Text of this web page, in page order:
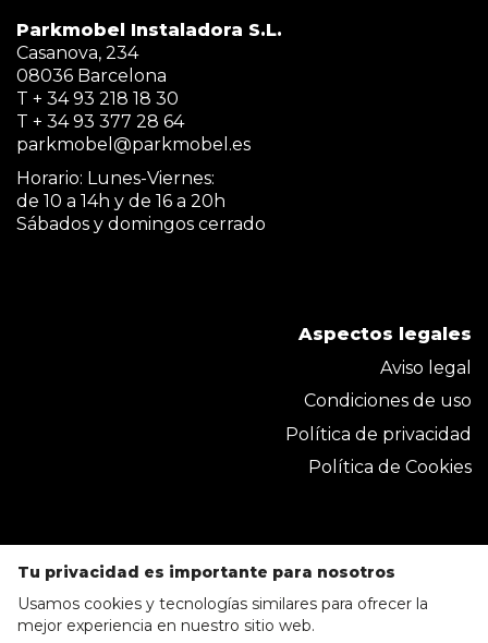
Parkmobel Instaladora S.L.
Casanova, 234
08036 Barcelona
T + 34 93 218 18 30
T + 34 93 377 28 64
parkmobel@parkmobel.es
Horario: Lunes-Viernes:
de 10 a 14h y de 16 a 20h
Sábados y domingos cerrado
Aspectos legales
Aviso legal
Condiciones de uso
Política de privacidad
Política de Cookies
Tu privacidad es importante para nosotros
Usamos cookies y tecnologías similares para ofrecer la
mejor experiencia en nuestro sitio web.